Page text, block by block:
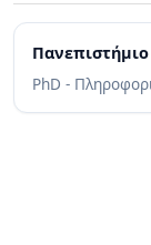
PhD -